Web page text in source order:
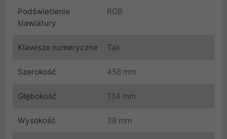
Podświetlenie
klawiatury
RGB
Klawisze numeryczne Tak
Szerokość 458 mm
Głębokość 134 mm
Wysokość 38 mm